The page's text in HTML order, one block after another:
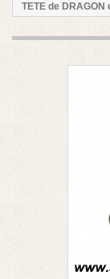
TETE de DRAGON